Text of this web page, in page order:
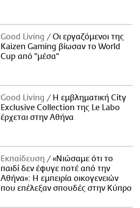
Good Living
Οι εργαζόμενοι της
Kaizen Gaming βίωσαν το World
Cup από "μέσα"
Good Living
Η εμβληματική City
Exclusive Collection της Le Labo
έρχεται στην Αθήνα
Εκπαίδευση
«Νιώσαμε ότι το
παιδί δεν έφυγε ποτέ από την
Αθήνα»: Η εμπειρία οικογενειών
που επέλεξαν σπουδές στην Κύπρο